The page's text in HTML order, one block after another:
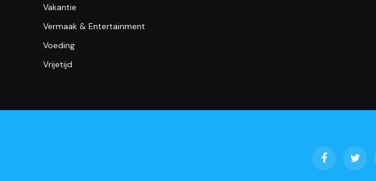
Vakantie
Vermaak & Entertainment
Voeding
Vrijetijd
FacebookTwitter